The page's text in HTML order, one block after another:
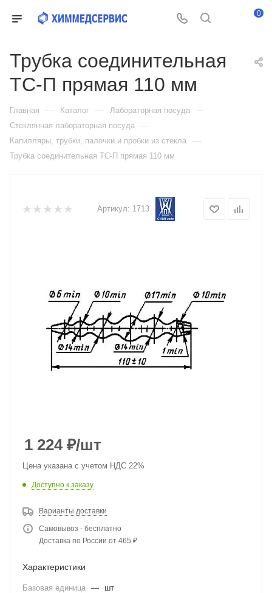
0
Трубка соединительная
ТС-П прямая 110 мм
Главная — Каталог — Лабораторная посуда —
Стеклянная лабораторная посуда —
Капилляры, трубки, палочки и пробки из стекла —
Трубка соединительная ТС-П прямая 110 мм
Артикул: 1713
1 224₽/шт
Цена указана с учетом НДС 22%
Доступно к заказу
Варианты доставки
Самовывоз - бесплатно
Доставка по России от 465 ₽
Характеристики
Базовая единица —
шт